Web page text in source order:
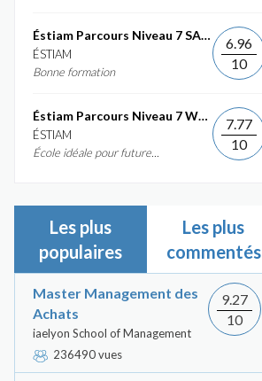
Éstiam Parcours Niveau 7 SAP ERP...
ÉSTIAM
Bonne formation
6.96
10
Éstiam Parcours Niveau 7 Web &...
ÉSTIAM
École idéale pour future...
7.77
10
Les plus
populaires
Les plus
commentés
Master Management des
Achats
iaelyon School of Management
236490 vues
9.27
10